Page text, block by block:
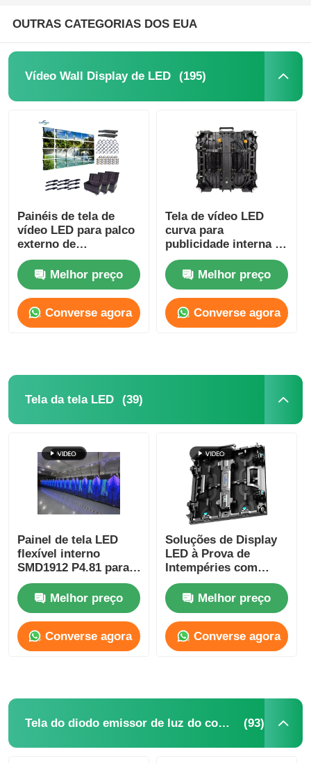
OUTRAS CATEGORIAS DOS EUA
Vídeo Wall Display de LED (195)
Painéis de tela de
vídeo LED para palco
externo de
500x500mm P3.91
Melhor preço
Converse agora
Tela de vídeo LED
curva para
publicidade interna a
cores, aluguel,
800mcd-1000mcd
Melhor preço
Converse agora
Tela da tela LED (39)
Painel de tela LED
flexível interno
SMD1912 P4.81 para
aluguel de eventos
publicitários
Melhor preço
Converse agora
Soluções de Display
LED à Prova de
Intempéries com
Certificação FCC para
Eventos
500mm*1000mm
Melhor preço
Converse agora
Tela do diodo emissor de luz do concerto (93)